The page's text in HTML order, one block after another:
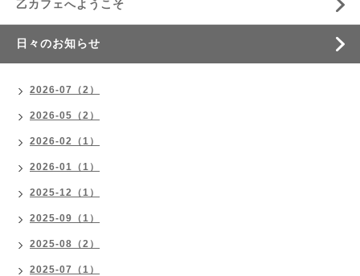
乙カフェへようこそ
日々のお知らせ
2026-07（2）
2026-05（2）
2026-02（1）
2026-01（1）
2025-12（1）
2025-09（1）
2025-08（2）
2025-07（1）